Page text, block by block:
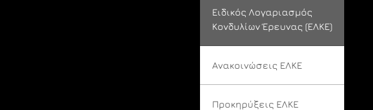
Ειδικός Λογαριασμός
Κονδυλίων Έρευνας (ΕΛΚΕ)
Ανακοινώσεις ΕΛΚΕ
Προκηρύξεις ΕΛΚΕ